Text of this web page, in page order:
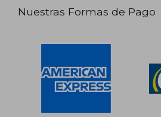
Nuestras Formas de Pago